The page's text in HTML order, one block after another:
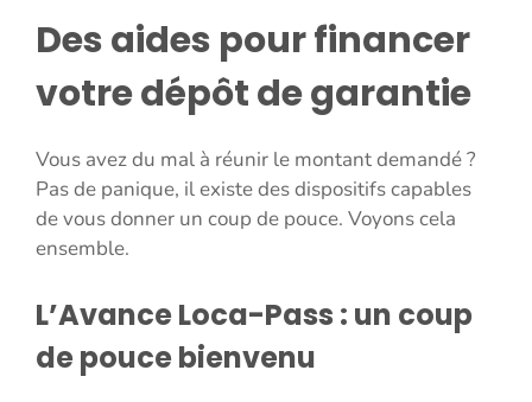
Des aides pour financer
votre dépôt de garantie
Vous avez du mal à réunir le montant demandé ?
Pas de panique, il existe des dispositifs capables
de vous donner un coup de pouce. Voyons cela
ensemble.
L’Avance Loca-Pass : un coup
de pouce bienvenu